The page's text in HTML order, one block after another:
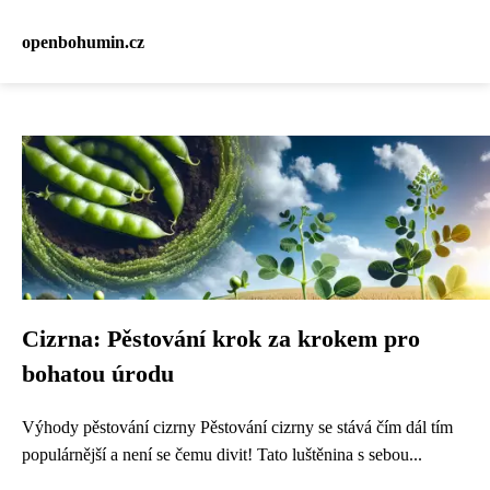
openbohumin.cz
Cizrna: Pěstování krok za krokem pro
bohatou úrodu
Výhody pěstování cizrny Pěstování cizrny se stává čím dál tím
populárnější a není se čemu divit! Tato luštěnina s sebou...